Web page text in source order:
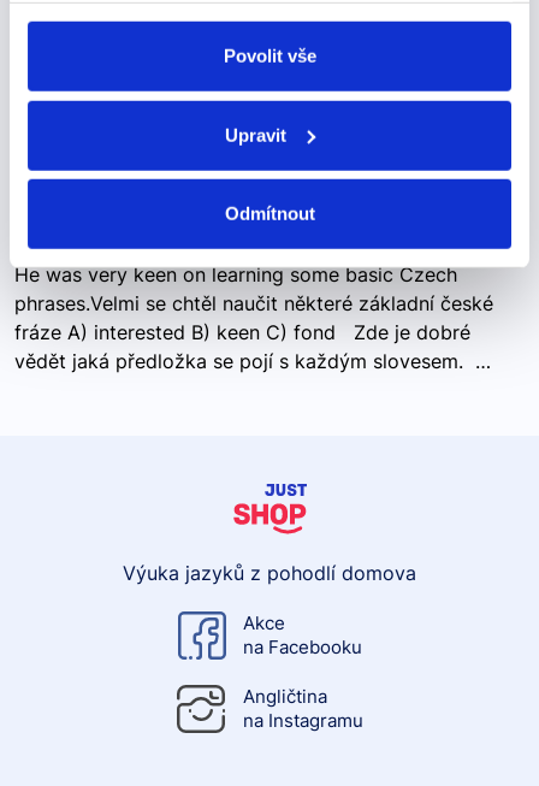
odvolat v nastavení cookies, případně se obrátit na
Povolit vše
Upravit
Odmítnout
začínáme empezáis – začínáte empiezan – začínají
keen on
keen on
Pojďme se podívat na správné řešení
He was very keen on learning some basic Czech
phrases.Velmi se chtěl naučit některé základní české
fráze A) interested B) keen C) fond Zde je dobré
vědět jaká předložka se pojí s každým slovesem. …
Výuka jazyků z pohodlí domova
Akce
na Facebooku
Angličtina
na Instagramu